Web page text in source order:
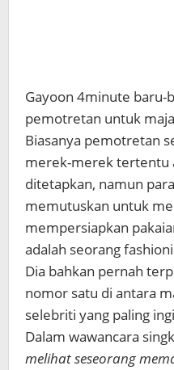
Gayoon 4minute baru-
pemotretan untuk
Biasanya pemotretan
merek-merek tertentu
ditetapkan, namun
memutuskan untuk
mempersiapkan
adalah seorang
Dia bahkan pernah
nomor satu di antara
selebriti yang paling
Dalam wawancara
melihat seseorang